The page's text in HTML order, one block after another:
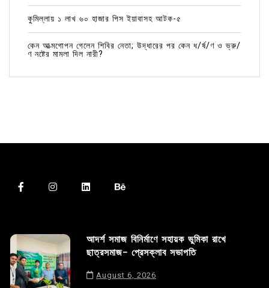
কুমিল্লায় ১ লাখ ৬০ হাজার পিস ইয়াবাসহ আটক-৫
কেন আত্মগোপন গেলেন শিবির নেতা; উদ্ধারের পর কেন ধ/র্ষ/ণ ও ভ্রু/
ণ নষ্টের মামলা দিল নারী?
আদর্শ সমাজ বিনির্মাণে সহায়ক ভুমিকা রাখে
ছাত্রসমাজ- প্রেসক্লাব সভাপতি
August 6, 2026